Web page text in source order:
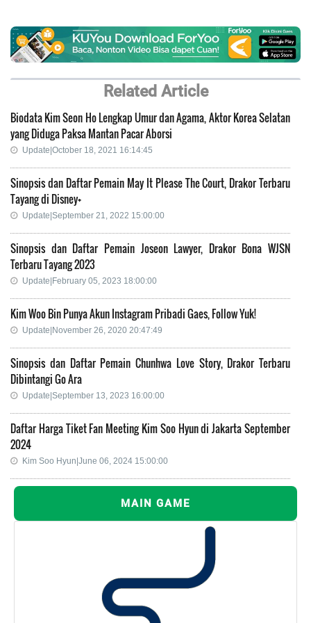
Related Article
Biodata Kim Seon Ho Lengkap Umur dan Agama, Aktor Korea Selatan
yang Diduga Paksa Mantan Pacar Aborsi
Update|October 18, 2021 16:14:45
Sinopsis dan Daftar Pemain May It Please The Court, Drakor Terbaru
Tayang di Disney+
Update|September 21, 2022 15:00:00
Sinopsis dan Daftar Pemain Joseon Lawyer, Drakor Bona WJSN
Terbaru Tayang 2023
Update|February 05, 2023 18:00:00
Kim Woo Bin Punya Akun Instagram Pribadi Gaes, Follow Yuk!
Update|November 26, 2020 20:47:49
Sinopsis dan Daftar Pemain Chunhwa Love Story, Drakor Terbaru
Dibintangi Go Ara
Update|September 13, 2023 16:00:00
Daftar Harga Tiket Fan Meeting Kim Soo Hyun di Jakarta September
2024
Kim Soo Hyun|June 06, 2024 15:00:00
MAIN GAME